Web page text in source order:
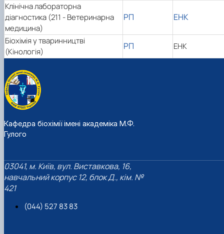
Клінічна лабораторна
діагностика (211 - Ветеринарна
медицина)
РП ЕНК
Біохімія у тваринництві
(Кінологія)
РП ЕНК
Кафедра біохімії імені академіка М.Ф.
Гулого
03041, м. Київ, вул. Виставкова, 16,
навчальний корпус 12, блок Д., кім. №
421
(044) 527 83 83